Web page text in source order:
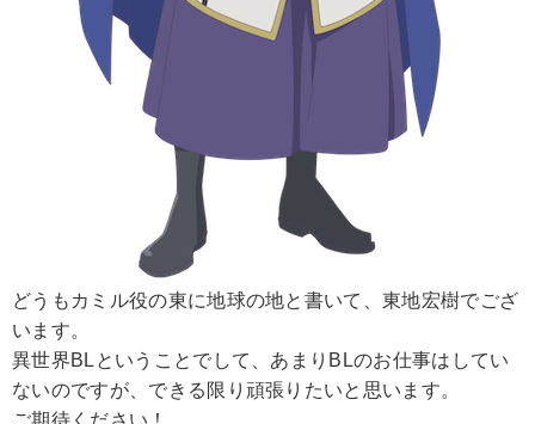
どうもカミル役の東に地球の地と書いて、東地宏樹でござ
います。
異世界BLということでして、あまりBLのお仕事はしてい
ないのですが、できる限り頑張りたいと思います。